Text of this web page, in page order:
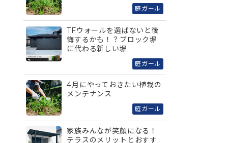
庭ガール
TFウォールを選ばないと後
悔するかも！？ブロック塀
に代わる新しい塀
庭ガール
4月にやっておきたい植栽の
メンテナンス
庭ガール
家族みんなが笑顔になる！
テラスのメリットとおすす